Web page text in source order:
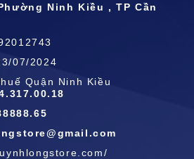
Ninh Kiều , TP Cần
07/2024
Quận Ninh Kiều